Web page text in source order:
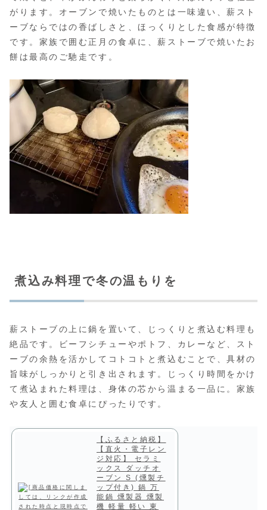
がります。オーブンで焼いたものとは一味違い、薪スト
ーブならではの香ばしさと、ほっくりとした食感が特徴
です。家族で囲む正月の食卓に、薪ストーブで焼いたお
餅は最高のご馳走です。
煮込み料理で冬の温もりを
薪ストーブの上に鍋を置いて、じっくりと煮込む料理も
絶品です。ビーフシチューやポトフ、カレーなど、スト
ーブの余熱を活かしてコトコトと煮込むことで、具材の
旨味がしっかりと引き出されます。じっくり時間をかけ
て煮込まれた料理は、身体の芯から温まる一品に。家族
や友人と囲む食卓にぴったりです。
【ふるさと納税】
【直火・電子レン
ジ対応】 セラミ
ックス ダッチオ
ーブン S (燻製チ
ップ付き) 鍋 万
能鍋 燻製器 燻製
機 軽量 軽い 東